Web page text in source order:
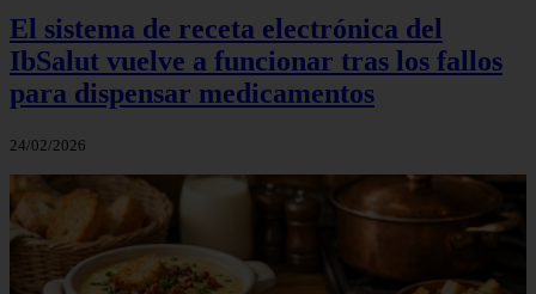
El sistema de receta electrónica del
IbSalut vuelve a funcionar tras los fallos
para dispensar medicamentos
24/02/2026